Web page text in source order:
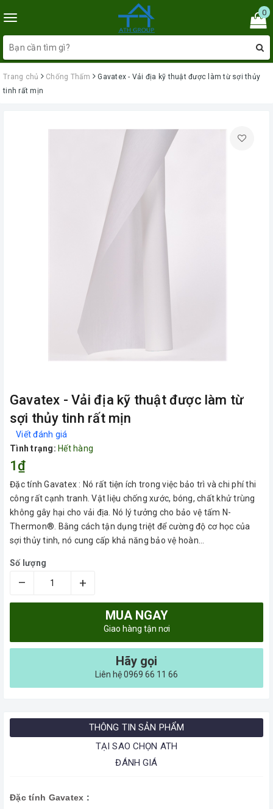
Toggle
navigation
0
Trang chủ Chống Thấm
Gavatex - Vải địa kỹ thuật được làm từ sợi thủy
tinh rất mịn
Gavatex - Vải địa kỹ thuật được làm từ
sợi thủy tinh rất mịn
Viết đánh giá
Tình trạng: Hết hàng
1₫
Đặc tính Gavatex : Nó rất tiện ích trong việc bảo trì và chi phí thi
công rất cạnh tranh. Vật liệu chống xước, bóng, chất khử trùng
không gây hại cho vải địa. Nó lý tưởng cho bảo vệ tấm N-
Thermon®. Bằng cách tận dụng triệt để cường độ cơ học của
sợi thủy tinh, nó cung cấp khả năng bảo vệ hoàn...
Số lượng
– +
MUA NGAY
Giao hàng tận nơi
Hãy gọi
Liên hệ 0969 66 11 66
THÔNG TIN SẢN PHẨM
TẠI SAO CHỌN ATH
ĐÁNH GIÁ
Đặc tính Gavatex :